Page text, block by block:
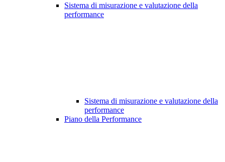
Sistema di misurazione e valutazione della
performance
Sistema di misurazione e valutazione della
performance
Piano della Performance